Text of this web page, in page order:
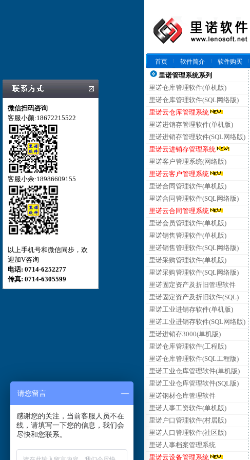
首页 软件简介 软件购买
里诺管理系统系列
里诺仓库管理软件(单机版)
里诺仓库管理软件(SQL网络版)
里诺云仓库管理系统
里诺进销存管理软件(单机版)
里诺进销存管理软件(SQL网络版)
里诺云进销存管理系统
里诺客户管理系统(网络版)
里诺云客户管理系统
里诺合同管理软件(单机版)
里诺合同管理软件(SQL网络版)
里诺云合同管理系统
里诺会员管理软件(单机版)
里诺销售管理软件(单机版)
里诺销售管理软件(SQL网络版)
里诺采购管理软件(单机版)
里诺采购管理软件(SQL网络版)
里诺固定资产及折旧管理软件
里诺固定资产及折旧软件(SQL)
里诺工业进销存软件(单机版)
里诺工业进销存软件(SQL网络版)
里诺进销存3000(单机版)
里诺仓库管理软件(工程版)
里诺仓库管理软件(SQL工程版)
里诺工业仓库管理软件(单机版)
里诺工业仓库管理软件(SQL版)
里诺钢材仓库管理软件
里诺人事工资软件(单机版)
里诺户口管理软件(村居版)
里诺人口管理软件(社区版)
里诺人事档案管理系统
里诺云设备管理系统
微信扫码咨询
客服小颜:18672215522
客服小余:18986609155
以上手机号和微信同步，欢
迎加V咨询
电话: 0714-6252277
传真: 0714-6305599
请您留言
感谢您的关注，当前客服人员不在
线，请填写一下您的信息，我们会
尽快和您联系。